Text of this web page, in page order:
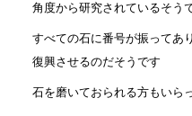
角度から研究されているそう
すべての石に番号が振ってあ
復興させるのだそうです
石を磨いておられる方もいら